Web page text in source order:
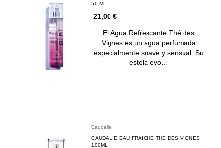
50 ML
21,00 €
El Agua Refrescante Thé des
Vignes es un agua perfumada
especialmente suave y sensual. Su
estela evo…
Caudalie
CAUDALIE EAU FRAICHE THE DES VIGNES
100ML